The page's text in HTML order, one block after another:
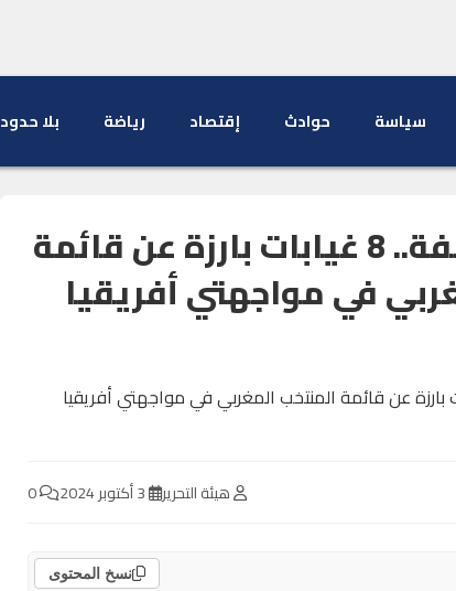
سياسة حوادث إقتصاد رياضة بلا حدود
لأسباب مختلفة.. 8 غيابات بارزة عن قائمة
في مواجهتي أفريقيا
هيئة التحرير
نسخ المحتوى